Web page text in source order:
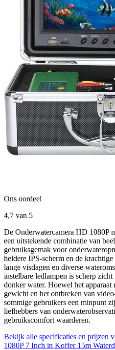
Ons oordeel
4,7 van 5
De Onderwatercamera HD 1080P
een uitstekende combinatie van
gebruiksgemak voor
heldere IPS-scherm en de
lange visdagen en diverse
instelbare ledlampen is scherp
donker water. Hoewel het
gewicht en het ontbreken van
sommige gebruikers een minpunt
liefhebbers van
gebruikscomfort waarderen.
Bekijk alle specificaties en prijzen
1080P 7 Inch in Koffer 15m